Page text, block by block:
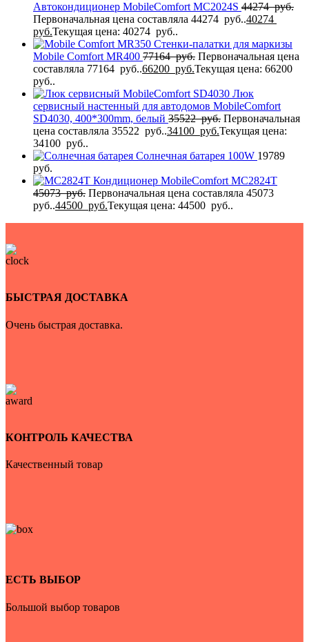
Автокондиционер MobileComfort MC2024S 44274руб.
Первоначальная цена составляла 44274 руб..40274
руб.Текущая цена: 40274 руб..
Стенки-палатки для маркизы
Mobile Comfort MR400 77164руб. Первоначальная цена
составляла 77164 руб..66200 руб.Текущая цена: 66200
руб..
Люк
сервисный настенный для автодомов MobileComfort
SD4030, 400*300mm, белый 35522руб. Первоначальная
цена составляла 35522 руб..34100 руб.Текущая цена:
34100 руб..
Солнечная батарея 100W 19789
руб.
Кондиционер MobileComfort MC2824T
45073руб. Первоначальная цена составляла 45073
руб..44500 руб.Текущая цена: 44500 руб..
БЫСТРАЯ ДОСТАВКА
Очень быстрая доставка.
КОНТРОЛЬ КАЧЕСТВА
Качественный товар
ЕСТЬ ВЫБОР
Большой выбор товаров